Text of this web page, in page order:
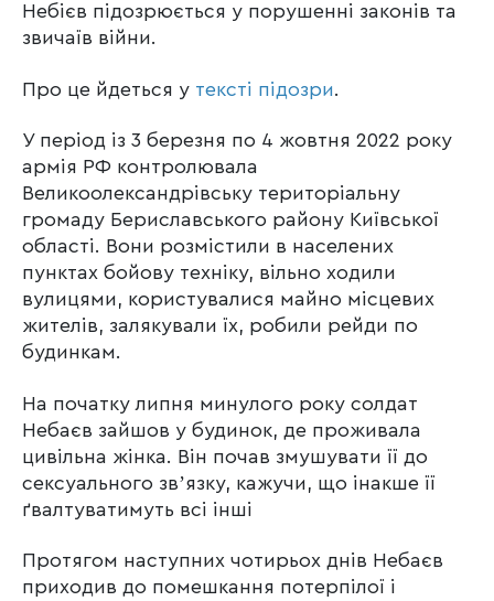
Небієв підозрюється у порушенні законів та
звичаїв війни.
Про це йдеться у тексті підозри.
У період із 3 березня по 4 жовтня 2022 року
армія РФ контролювала
Великоолександрівську територіальну
громаду Бериславського району Київської
області. Вони розмістили в населених
пунктах бойову техніку, вільно ходили
вулицями, користувалися майно місцевих
жителів, залякували їх, робили рейди по
будинкам.
На початку липня минулого року солдат
Небаєв зайшов у будинок, де проживала
цивільна жінка. Він почав змушувати її до
сексуального звʼязку, кажучи, що інакше її
ґвалтуватимуть всі інші
Протягом наступних чотирьох днів Небаєв
приходив до помешкання потерпілої і